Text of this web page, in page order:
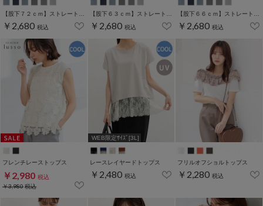
【股下７２ｃｍ】ストレートパンツ(股下60/63/66/69/72cm展開)
￥2,680 税込
【股下６３ｃｍ】ストレートパンツ(股下60/63/66/69/72cm展開)
￥2,680 税込
【股下６６ｃｍ】ストレートパンツ(股下60/63/66/69/72cm展開)
￥2,680 税込
フレンチレーストップス
￥2,980 税込
￥3,980税込
WEB限定ｻｲｽﾞ[3L]
レースレイヤードトップス
￥2,480 税込
フリルオフショルトップス
￥2,280 税込